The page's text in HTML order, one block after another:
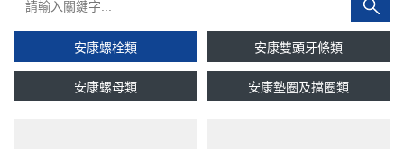
安康螺栓類 安康雙頭牙條類
安康螺母類 安康墊圈及擋圈類